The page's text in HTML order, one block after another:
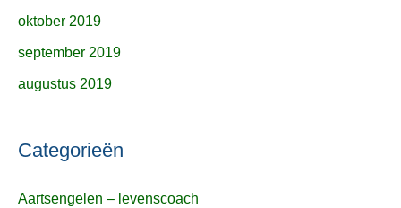
oktober 2019
september 2019
augustus 2019
Categorieën
Aartsengelen – levenscoach